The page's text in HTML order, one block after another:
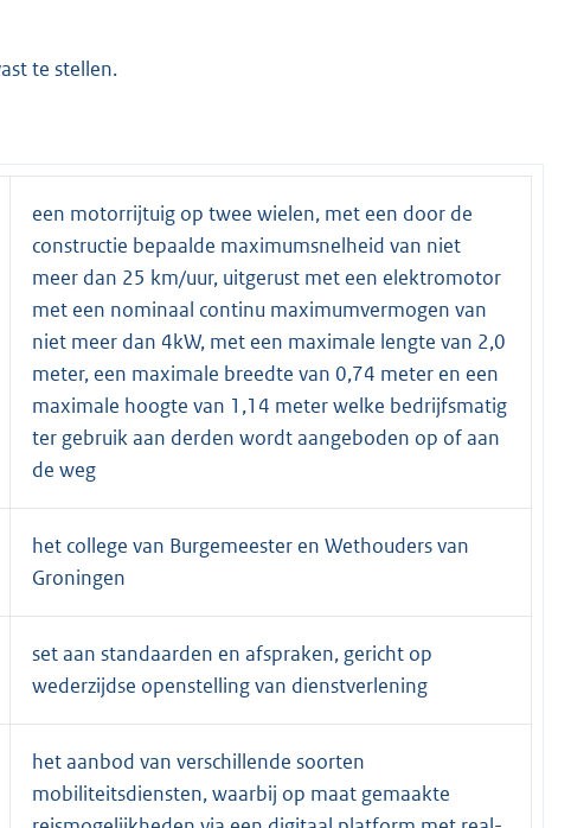
te stellen.
een motorrijtuig op twee wielen, met een door de
constructie bepaalde maximumsnelheid van niet
meer dan 25 km/uur, uitgerust met een elektromotor
met een nominaal continu maximumvermogen van
niet meer dan 4kW, met een maximale lengte van 2,0
meter, een maximale breedte van 0,74 meter en een
maximale hoogte van 1,14 meter welke bedrijfsmatig
ter gebruik aan derden wordt aangeboden op of aan
de weg
het college van Burgemeester en Wethouders van
Groningen
set aan standaarden en afspraken, gericht op
wederzijdse openstelling van dienstverlening
het aanbod van verschillende soorten
mobiliteitsdiensten, waarbij op maat gemaakte